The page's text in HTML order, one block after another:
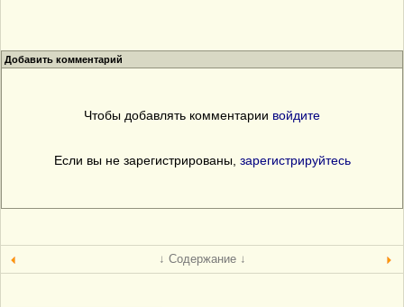
Добавить комментарий
Чтобы добавлять комментарии войдите
Если вы не зарегистрированы, зарегистрируйтесь
↓ Содержание ↓